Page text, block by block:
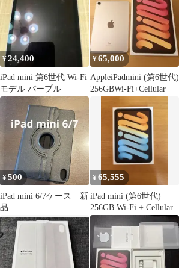
¥24,400
iPad mini 第6世代 Wi-Fi
モデル パープル
¥65,000
AppleiPadmini (第6世代)￼
256GBWi-Fi+Cellular
¥500
iPad mini 6/7ケース 新
品
¥65,555
iPad mini (第6世代)
256GB Wi-Fi + Cellular